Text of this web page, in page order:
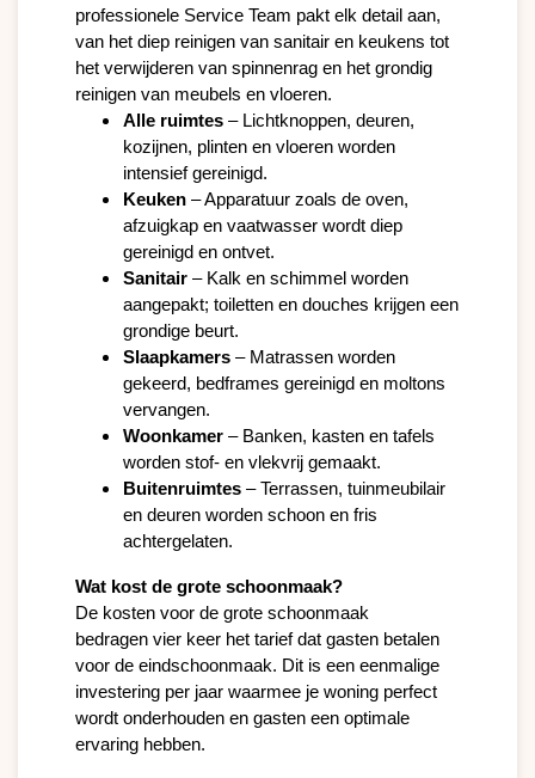
professionele Service Team pakt elk detail aan,
van het diep reinigen van sanitair en keukens tot
het verwijderen van spinnenrag en het grondig
Alle ruimtes – Lichtknoppen, deuren,
kozijnen, plinten en vloeren worden
intensief gereinigd.
Keuken – Apparatuur zoals de oven,
afzuigkap en vaatwasser wordt diep
gereinigd en ontvet.
Sanitair – Kalk en schimmel worden
aangepakt; toiletten en douches krijgen een
grondige beurt.
Slaapkamers – Matrassen worden
gekeerd, bedframes gereinigd en moltons
vervangen.
Woonkamer – Banken, kasten en tafels
worden stof- en vlekvrij gemaakt.
Buitenruimtes – Terrassen, tuinmeubilair
en deuren worden schoon en fris
achtergelaten.
Wat kost de grote schoonmaak?
De kosten voor de grote schoonmaak
bedragen vier keer het tarief dat gasten betalen
voor de eindschoonmaak. Dit is een eenmalige
investering per jaar waarmee je woning perfect
wordt onderhouden en gasten een optimale
ervaring hebben.